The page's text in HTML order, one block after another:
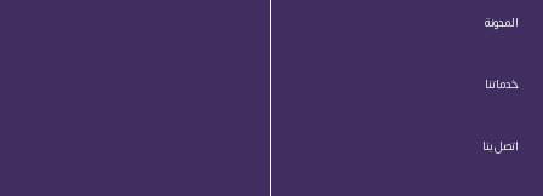
المدونة
خدماتنا
اتصل بنا